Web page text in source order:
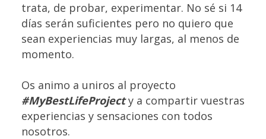
trata, de probar, experimentar. No sé si 14
días serán suficientes pero no quiero que
sean experiencias muy largas, al menos de
momento.
Os animo a uniros al proyecto
#MyBestLifeProjecty a compartir vuestras
experiencias y sensaciones con todos
nosotros.